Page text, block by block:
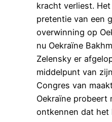
kracht verliest.
pretentie van een
overwinning op
nu Oekraïne
Zelensky er
middelpunt van
Congres van
Oekraïne probeert
ontkennen dat het